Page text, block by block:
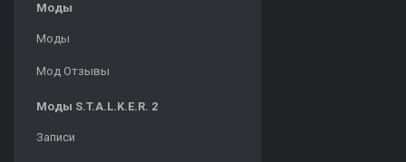
Моды
Моды
Мод Отзывы
Моды S.T.A.L.K.E.R. 2
Записи